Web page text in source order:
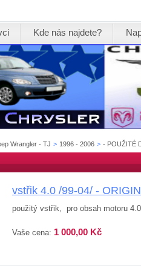
Kde nás najdete?
Wrangler - TJ > 1996 - 2006 > - POUŽITÉ
vstřik 4.0 /99-04/ -
použitý vstřik, pro obsah motoru
Vaše cena: 1 000,00 Kč